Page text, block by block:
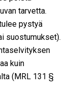
tarvetta.
pystyä
suostumukset).
kuin
(MRL 131 §